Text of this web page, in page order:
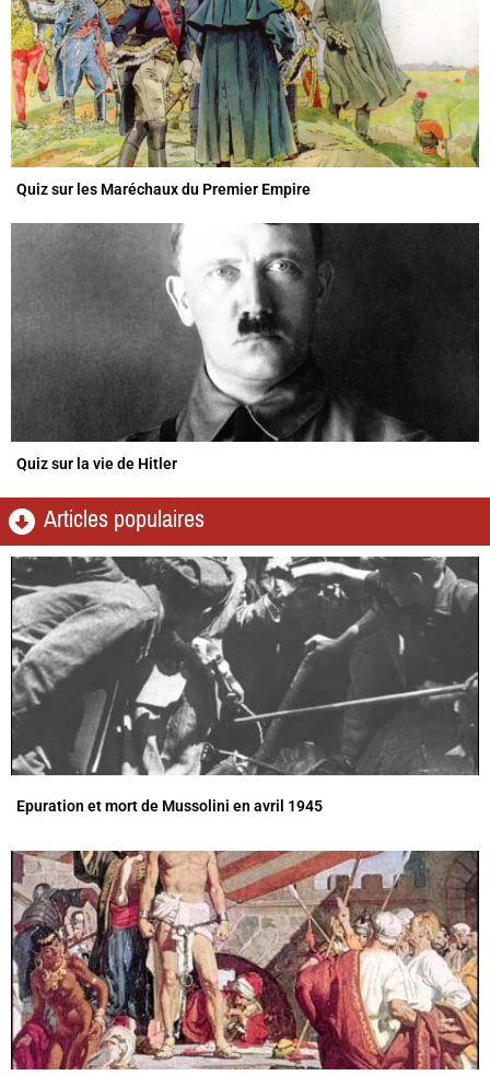
Quiz sur les Maréchaux du Premier Empire
Quiz sur la vie de Hitler
Articles populaires
Epuration et mort de Mussolini en avril 1945